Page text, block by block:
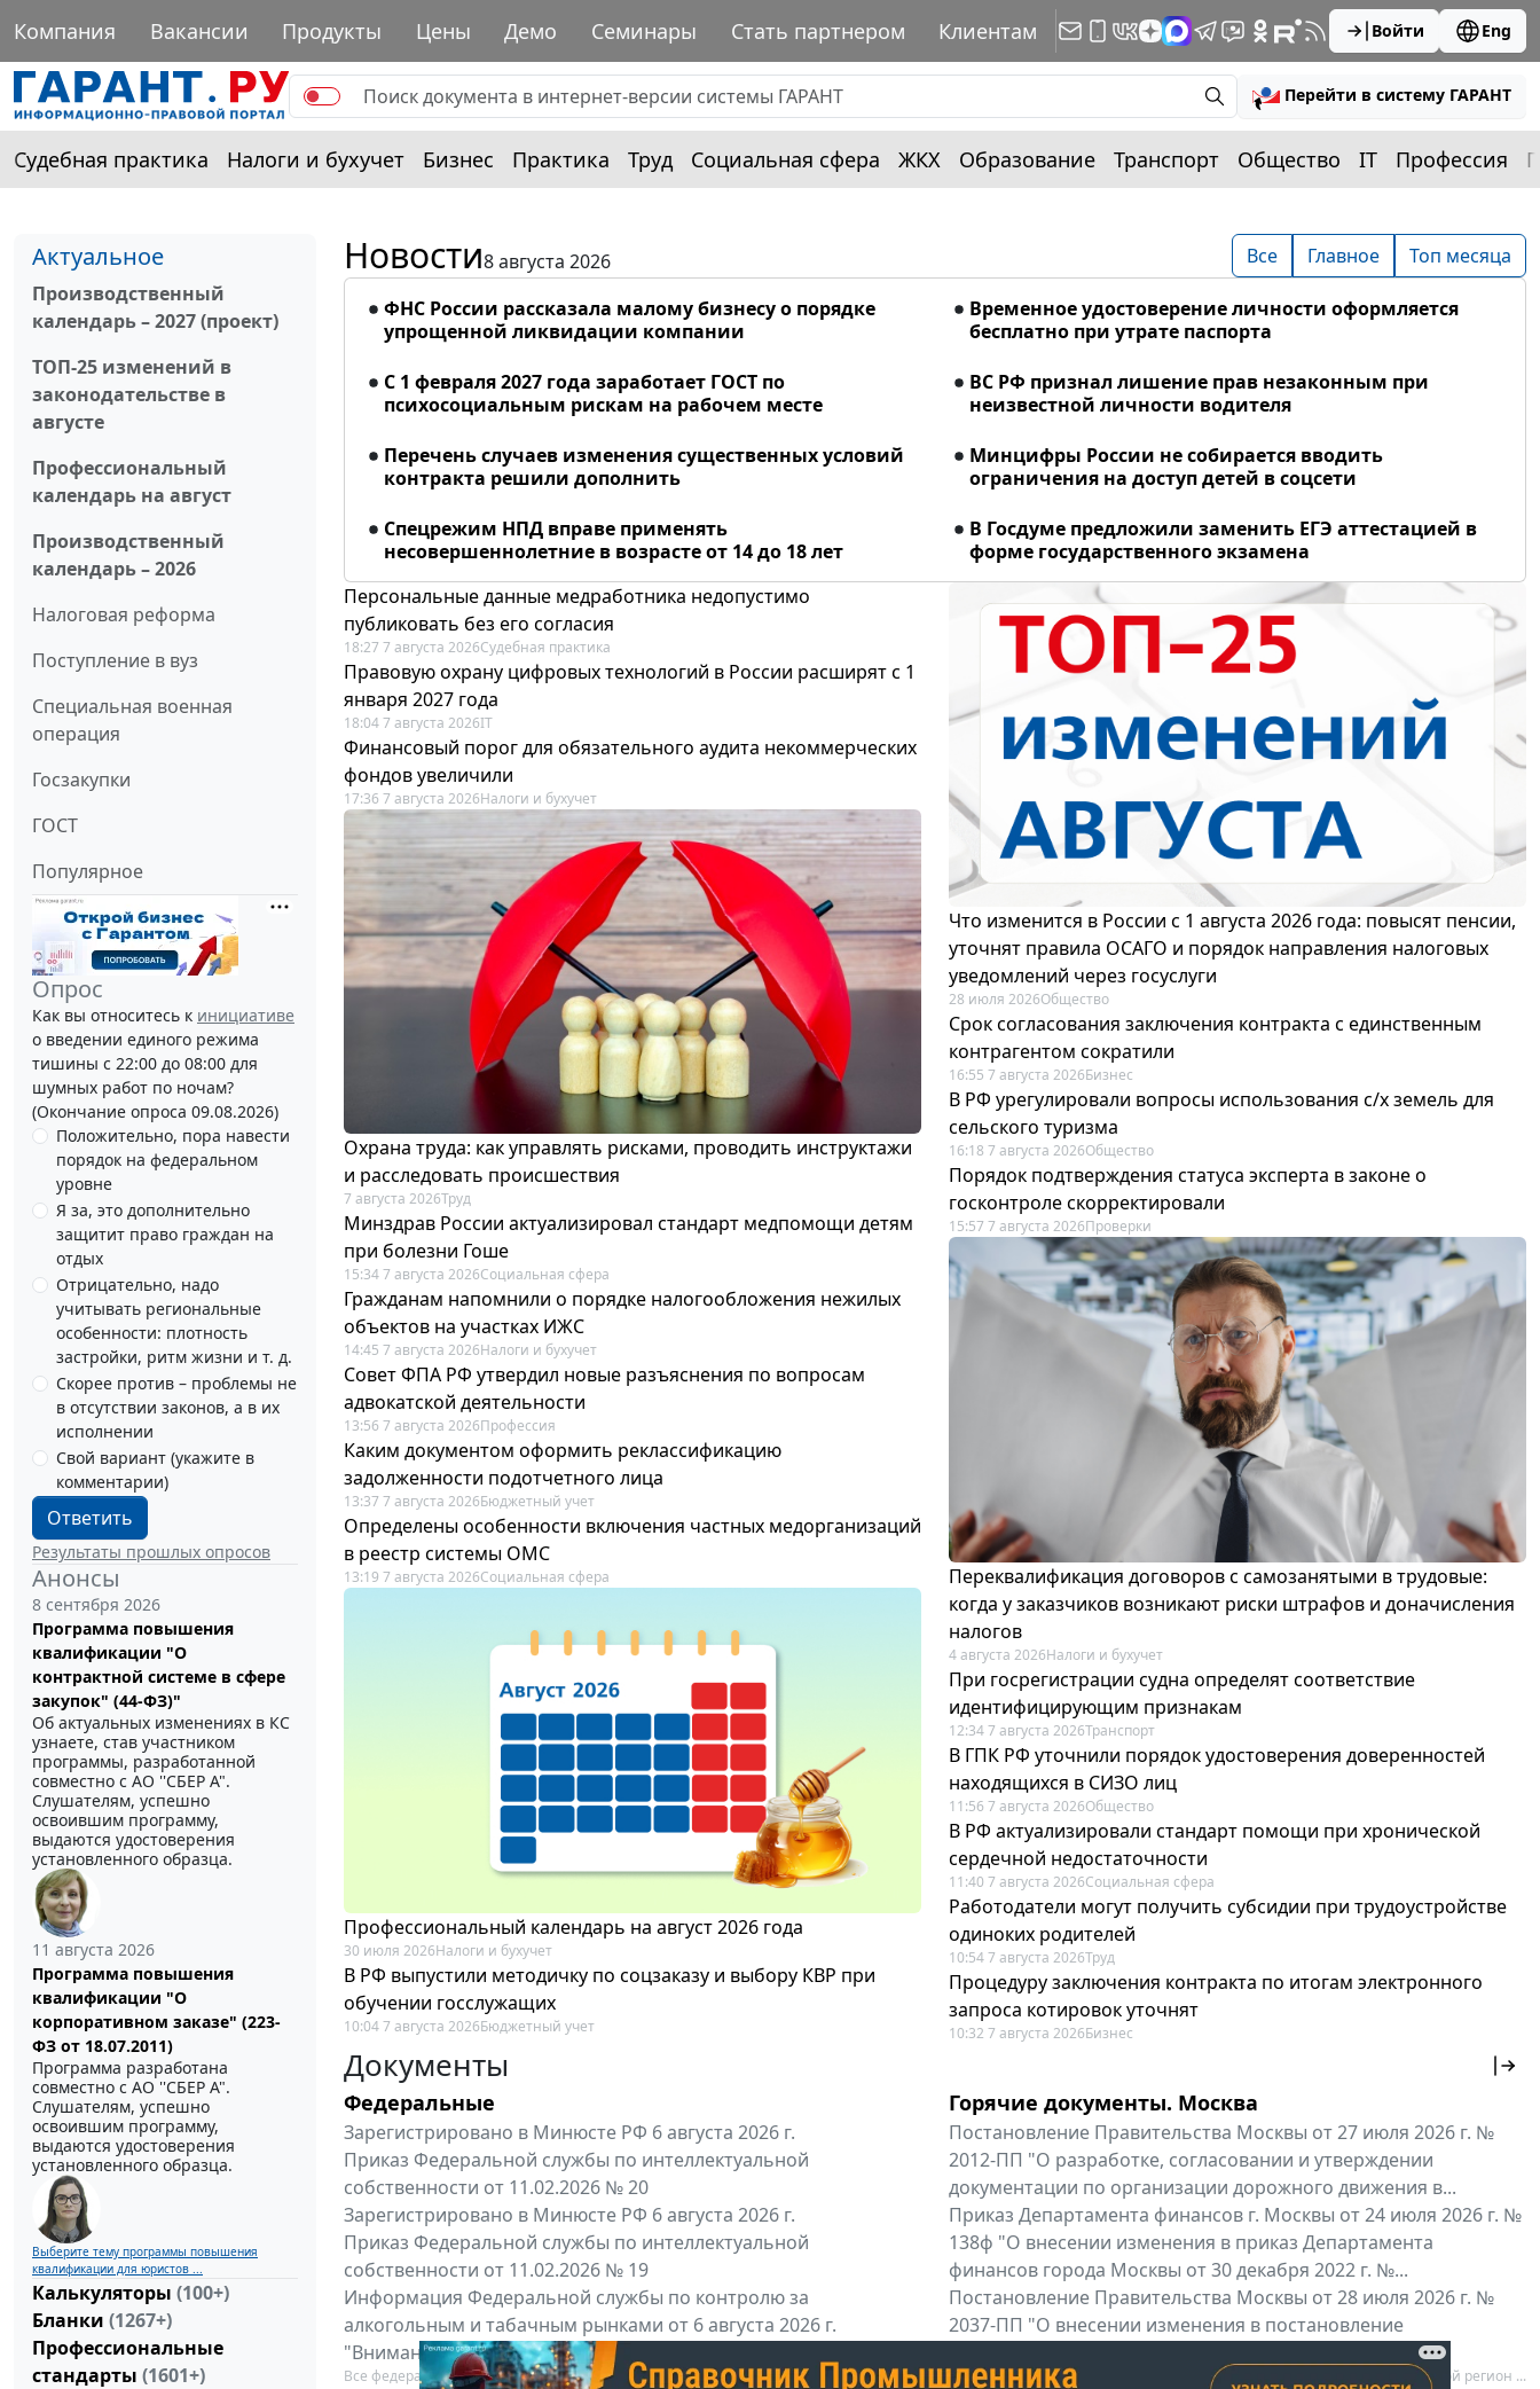
Компания Вакансии Продукты Цены Демо Семинары Стать партнером Клиентам Войти Eng
Перейти в систему ГАРАНТ
Судебная практика Налоги и бухучет Бизнес Практика Труд Социальная сфера ЖКХ Образование Транспорт Общество IT Профессия
Актуальное
Производственный
календарь – 2027 (проект)
ТОП-25 изменений в
законодательстве в
августе
Профессиональный
календарь на август
Производственный
календарь – 2026
Налоговая реформа
Поступление в вуз
Специальная военная
операция
Госзакупки
ГОСТ
Популярное
Опрос
Как вы относитесь к инициативе
о введении единого режима
тишины с 22:00 до 08:00 для
шумных работ по ночам?
(Окончание опроса 09.08.2026)
Положительно, пора навести
порядок на федеральном
уровне
Я за, это дополнительно
защитит право граждан на
отдых
Отрицательно, надо
учитывать региональные
особенности: плотность
застройки, ритм жизни и т. д.
Скорее против – проблемы не
в отсутствии законов, а в их
исполнении
Свой вариант (укажите в
комментарии)
Ответить
Результаты прошлых опросов
Анонсы
8 сентября 2026
Программа повышения
квалификации "О
контрактной системе в сфере
закупок" (44-ФЗ)"
Об актуальных изменениях в КС
узнаете, став участником
программы, разработанной
совместно с АО ''СБЕР А".
Слушателям, успешно
освоившим программу,
выдаются удостоверения
установленного образца.
11 августа 2026
Программа повышения
квалификации "О
корпоративном заказе" (223-
ФЗ от 18.07.2011)
Программа разработана
совместно с АО ''СБЕР А".
Слушателям, успешно
освоившим программу,
выдаются удостоверения
установленного образца.
Выберите тему программы повышения
квалификации для юристов ...
Калькуляторы (100+)
Бланки (1267+)
Профессиональные
стандарты (1601+)
Новости8 августа 2026 Все Главное Топ месяца
ФНС России рассказала малому бизнесу о порядке
упрощенной ликвидации компании
Временное удостоверение личности оформляется
бесплатно при утрате паспорта
С 1 февраля 2027 года заработает ГОСТ по
психосоциальным рискам на рабочем месте
ВС РФ признал лишение прав незаконным при
неизвестной личности водителя
Перечень случаев изменения существенных условий
контракта решили дополнить
Минцифры России не собирается вводить
ограничения на доступ детей в соцсети
Спецрежим НПД вправе применять
несовершеннолетние в возрасте от 14 до 18 лет
В Госдуме предложили заменить ЕГЭ аттестацией в
форме государственного экзамена
Персональные данные медработника недопустимо
публиковать без его согласия
18:27 7 августа 2026Судебная практика
Правовую охрану цифровых технологий в России расширят с 1
января 2027 года
18:04 7 августа 2026IT
Финансовый порог для обязательного аудита некоммерческих
фондов увеличили
17:36 7 августа 2026Налоги и бухучет
Охрана труда: как управлять рисками, проводить инструктажи
и расследовать происшествия
7 августа 2026Труд
Минздрав России актуализировал стандарт медпомощи детям
при болезни Гоше
15:34 7 августа 2026Социальная сфера
Гражданам напомнили о порядке налогообложения нежилых
объектов на участках ИЖС
14:45 7 августа 2026Налоги и бухучет
Совет ФПА РФ утвердил новые разъяснения по вопросам
адвокатской деятельности
13:56 7 августа 2026Профессия
Каким документом оформить реклассификацию
задолженности подотчетного лица
13:37 7 августа 2026Бюджетный учет
Определены особенности включения частных медорганизаций
в реестр системы ОМС
13:19 7 августа 2026Социальная сфера
Профессиональный календарь на август 2026 года
30 июля 2026Налоги и бухучет
В РФ выпустили методичку по соцзаказу и выбору КВР при
обучении госслужащих
10:04 7 августа 2026Бюджетный учет
Что изменится в России с 1 августа 2026 года: повысят пенсии,
уточнят правила ОСАГО и порядок направления налоговых
уведомлений через госуслуги
28 июля 2026Общество
Срок согласования заключения контракта с единственным
контрагентом сократили
16:55 7 августа 2026Бизнес
В РФ урегулировали вопросы использования с/х земель для
сельского туризма
16:18 7 августа 2026Общество
Порядок подтверждения статуса эксперта в законе о
госконтроле скорректировали
15:57 7 августа 2026Проверки
Переквалификация договоров с самозанятыми в трудовые:
когда у заказчиков возникают риски штрафов и доначисления
налогов
4 августа 2026Налоги и бухучет
При госрегистрации судна определят соответствие
идентифицирующим признакам
12:34 7 августа 2026Транспорт
В ГПК РФ уточнили порядок удостоверения доверенностей
находящихся в СИЗО лиц
11:56 7 августа 2026Общество
В РФ актуализировали стандарт помощи при хронической
сердечной недостаточности
11:40 7 августа 2026Социальная сфера
Работодатели могут получить субсидии при трудоустройстве
одиноких родителей
10:54 7 августа 2026Труд
Процедуру заключения контракта по итогам электронного
запроса котировок уточнят
10:32 7 августа 2026Бизнес
Документы
Федеральные
Зарегистрировано в Минюсте РФ 6 августа 2026 г.
Приказ Федеральной службы по интеллектуальной
собственности от 11.02.2026 № 20
Зарегистрировано в Минюсте РФ 6 августа 2026 г.
Приказ Федеральной службы по интеллектуальной
собственности от 11.02.2026 № 19
Информация Федеральной службы по контролю за
алкогольным и табачным рынками от 6 августа 2026 г.
"Вниманию производителей и импортёров алкогольной...
Все федеральные документы
Горячие документы. Москва
Постановление Правительства Москвы от 27 июля 2026 г. №
2012-ПП "О разработке, согласовании и утверждении
документации по организации дорожного движения в...
Приказ Департамента финансов г. Москвы от 24 июля 2026 г. №
138ф "О внесении изменения в приказ Департамента
финансов города Москвы от 30 декабря 2022 г. №...
Постановление Правительства Москвы от 28 июля 2026 г. №
2037-ПП "О внесении изменения в постановление
Правительства Москвы от 26 июля 2011 г. № 334-ПП"
Все региональные документы Мой регион ...